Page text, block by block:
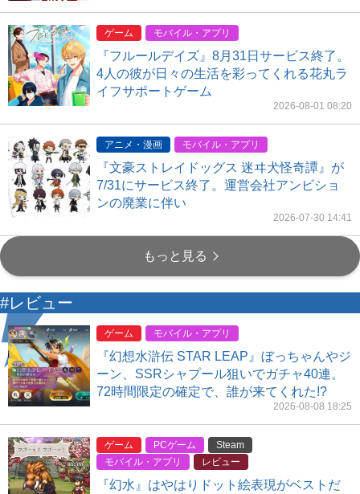
ゲーム モバイル・アプリ
『フルールデイズ』8月31日サービス終了。
4人の彼が日々の生活を彩ってくれる花丸ラ
イフサポートゲーム
2026-08-01 08:20
アニメ・漫画 モバイル・アプリ
『文豪ストレイドッグス 迷ヰ犬怪奇譚』が
7/31にサービス終了。運営会社アンビショ
ンの廃業に伴い
2026-07-30 14:41
もっと見る
#レビュー
ゲーム モバイル・アプリ
『幻想水滸伝 STAR LEAP』ぼっちゃんやジ
ーン、SSRシャプール狙いでガチャ40連。
72時間限定の確定で、誰が来てくれた!?
2026-08-08 18:25
ゲーム PCゲーム
Steam
モバイル・アプリ
レビュー
『幻水』はやはりドット絵表現がベストだ